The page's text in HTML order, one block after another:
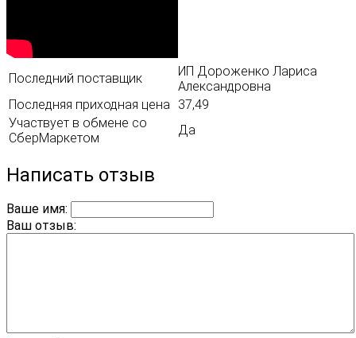
Последний поставщик
ИП Дороженко Лариса
Александровна
Последняя приходная цена
37,49
Участвует в обмене со
СберМаркетом
Да
Написать отзыв
Ваше имя:
Ваш отзыв: